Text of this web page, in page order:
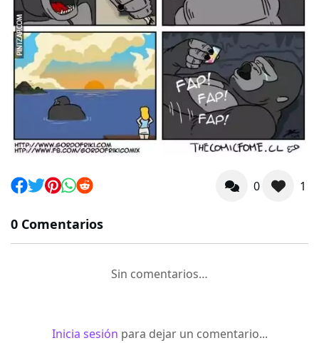
0 1
0 Comentarios
Sin comentarios…
Inicia sesión para dejar un comentario...